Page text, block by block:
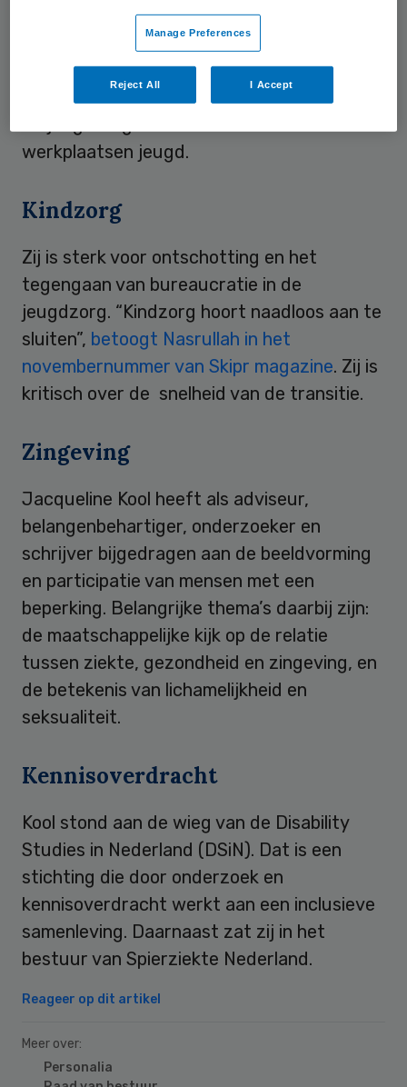
raad van toezicht van Pharos en
toezichthouder Bevolkingsonderzoek MW.
Bij ZonMw is ze lid van twee
programmacommissies, Effectief werken in
werkplaatsen jeugd.
Kindzorg
Zij is sterk voor ontschotting en het
tegengaan van bureaucratie in de
jeugdzorg. “Kindzorg hoort naadloos aan te
sluiten”, betoogt Nasrullah in het
novembernummer van Skipr magazine. Zij is
kritisch over de snelheid van de transitie.
Zingeving
Jacqueline Kool heeft als adviseur,
belangenbehartiger, onderzoeker en
schrijver bijgedragen aan de beeldvorming
en participatie van mensen met een
beperking. Belangrijke thema’s daarbij zijn:
de maatschappelijke kijk op de relatie
tussen ziekte, gezondheid en zingeving, en
de betekenis van lichamelijkheid en
seksualiteit.
Kennisoverdracht
Kool stond aan de wieg van de Disability
Studies in Nederland (DSiN). Dat is een
stichting die door onderzoek en
kennisoverdracht werkt aan een inclusieve
samenleving. Daarnaast zat zij in het
bestuur van Spierziekte Nederland.
Reageer op dit artikel
Meer over:
Personalia
Manage Preferences
Reject All I Accept